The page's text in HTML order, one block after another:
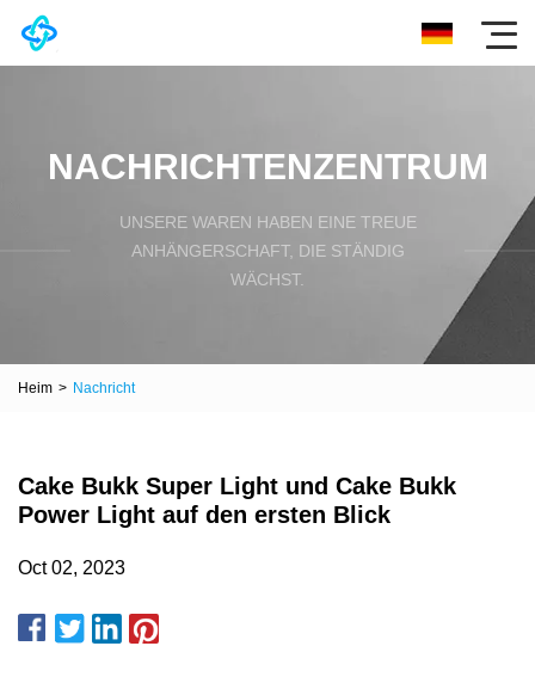
NACHRICHTENZENTRUM
UNSERE WAREN HABEN EINE TREUE
ANHÄNGERSCHAFT, DIE STÄNDIG
WÄCHST.
Heim > Nachricht
Cake Bukk Super Light und Cake Bukk
Power Light auf den ersten Blick
Oct 02, 2023